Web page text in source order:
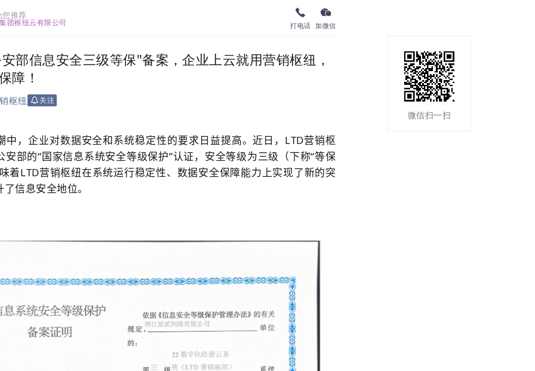
微信扫一扫
您推荐
团枢纽云有限公司 打电话 加微信
部信息安全三级等保"备案，企业上云就用营销枢纽，
障！
枢纽 关注
中，企业对数据安全和系统稳定性的要求日益提高。近日，LTD营销枢
安部的“国家信息系统安全等级保护”认证，安全等级为三级（下称“等保
着LTD营销枢纽在系统运行稳定性、数据安全保障能力上实现了新的突
信息安全地位。